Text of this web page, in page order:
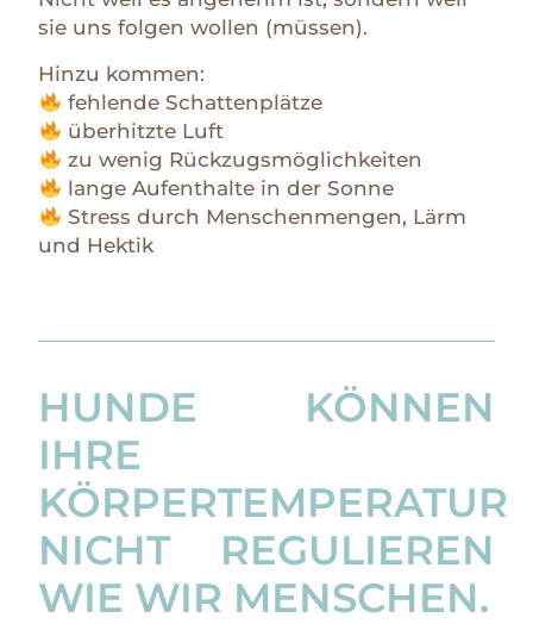
sie uns folgen wollen (müssen).
Hinzu kommen:
fehlende Schattenplätze
überhitzte Luft
zu wenig Rückzugsmöglichkeiten
lange Aufenthalte in der Sonne
Stress durch Menschenmengen, Lärm
und Hektik
HUNDE KÖNNEN
IHRE
KÖRPERTEMPERATUR
NICHT REGULIEREN
WIE WIR MENSCHEN.